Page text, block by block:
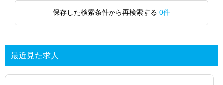
保存した検索条件から再検索する 0件
最近見た求人